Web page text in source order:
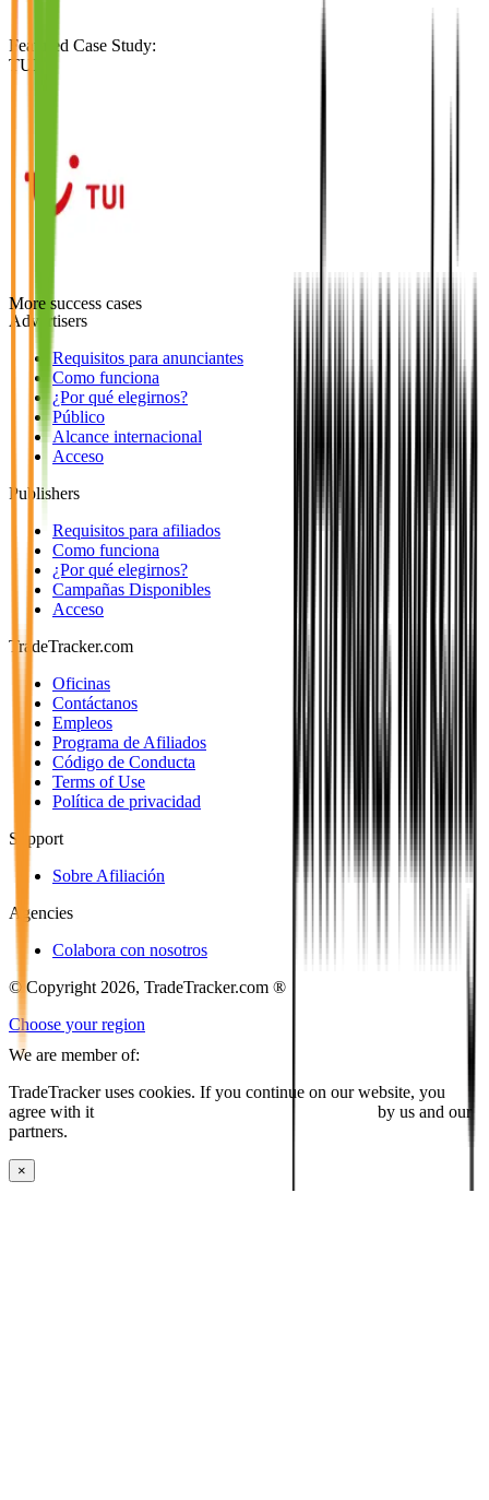
Featured Case Study:
TUI
More success cases
Advertisers
Requisitos para anunciantes
Como funciona
¿Por qué elegirnos?
Público
Alcance internacional
Acceso
Publishers
Requisitos para afiliados
Como funciona
¿Por qué elegirnos?
Campañas Disponibles
Acceso
TradeTracker.com
Oficinas
Contáctanos
Empleos
Programa de Afiliados
Código de Conducta
Terms of Use
Política de privacidad
Support
Sobre Afiliación
Agencies
Colabora con nosotros
© Copyright 2026, TradeTracker.com ®
Choose your region
We are member of:
TradeTracker uses cookies. If you continue on our website, you
agree with it
by us and our
partners.
×